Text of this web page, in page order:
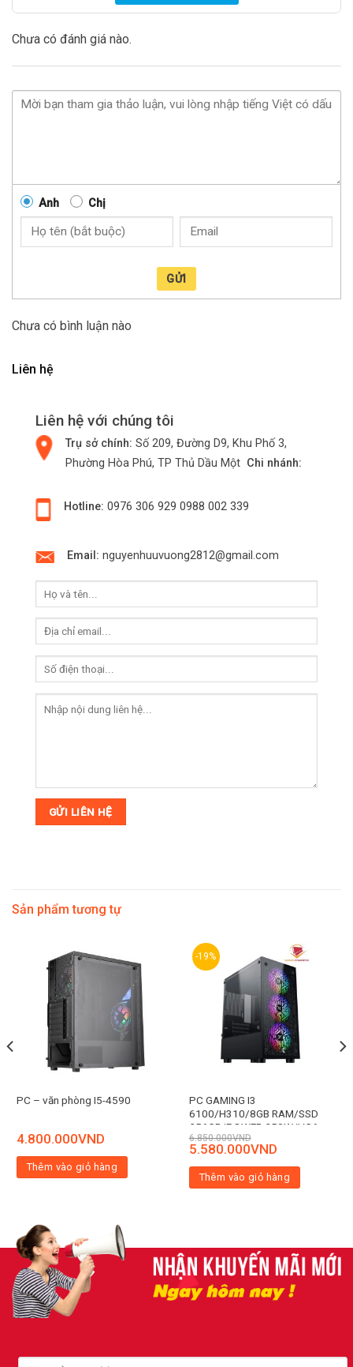
Chưa có đánh giá nào.
Anh Chị
GỬI
Chưa có bình luận nào
Liên hệ
Liên hệ với chúng tôi
Trụ sở chính: Số 209, Đường D9, Khu Phố 3,
Phường Hòa Phú, TP Thủ Dầu Một Chi nhánh:
Hotline: 0976 306 929 0988 002 339
Email: nguyenhuuvuong2812@gmail.com
Sản phẩm tương tự
PC – văn phòng I5-4590
4.800.000VND
Thêm vào giỏ hàng
-19%
PC GAMING I3
6100/H310/8GB RAM/SSD
256GB/POWER 250W/VGA
6.850.000VND
5.580.000VND
Thêm vào giỏ hàng